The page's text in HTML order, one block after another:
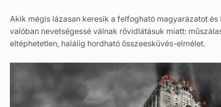
Akik mégis lázasan keresik a felfogható magyarázatot
valóban nevetségessé válnak rövidlátásuk miatt:
eltéphetetlen, halálig hordható összeesküvés-elmélet.